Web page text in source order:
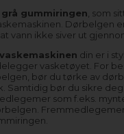
grå gummiringen , som
Dørbelgen
vann ikke siver ut
din er i
vasketøyet. For
bør du tørke av
Samtidig bør du sikre
som f.eks.